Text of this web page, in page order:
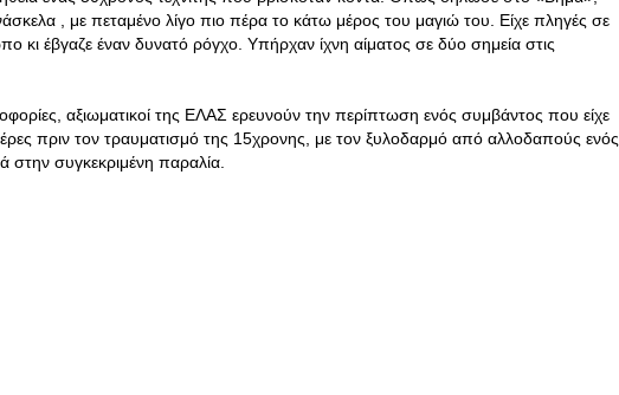
, με πεταμένο λίγο πιο πέρα το κάτω μέρος του μαγιώ του. Είχε πληγές σε
κι έβγαζε έναν δυνατό ρόγχο. Υπήρχαν ίχνη αίματος σε δύο σημεία στις
αξιωματικοί της ΕΛΑΣ ερευνούν την περίπτωση ενός συμβάντος που είχε
πριν τον τραυματισμό της 15χρονης, με τον ξυλοδαρμό από αλλοδαπούς ενός
στην συγκεκριμένη παραλία.